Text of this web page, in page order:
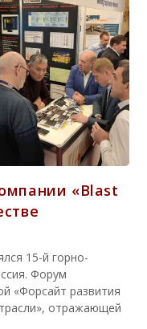
«Blast
15-й горно-
Форум
«Форсайт развития
отражающей